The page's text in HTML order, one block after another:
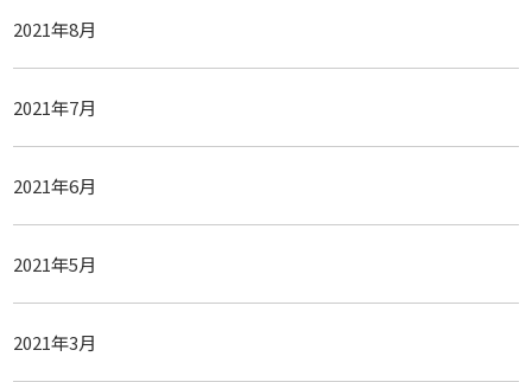
2021年8月
2021年7月
2021年6月
2021年5月
2021年3月